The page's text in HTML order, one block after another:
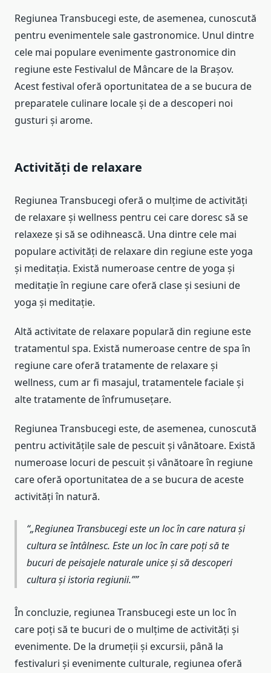
Regiunea Transbucegi este, de asemenea, cunoscută
pentru evenimentele sale gastronomice. Unul dintre
cele mai populare evenimente gastronomice din
regiune este Festivalul de Mâncare de la Brașov.
Acest festival oferă oportunitatea de a se bucura de
preparatele culinare locale și de a descoperi noi
gusturi și arome.
Activități de relaxare
Regiunea Transbucegi oferă o mulțime de activități
de relaxare și wellness pentru cei care doresc să se
relaxeze și să se odihnească. Una dintre cele mai
populare activități de relaxare din regiune este yoga
și meditația. Există numeroase centre de yoga și
meditație în regiune care oferă clase și sesiuni de
yoga și meditație.
Altă activitate de relaxare populară din regiune este
tratamentul spa. Există numeroase centre de spa în
regiune care oferă tratamente de relaxare și
wellness, cum ar fi masajul, tratamentele faciale și
alte tratamente de înfrumusețare.
Regiunea Transbucegi este, de asemenea, cunoscută
pentru activitățile sale de pescuit și vânătoare. Există
numeroase locuri de pescuit și vânătoare în regiune
care oferă oportunitatea de a se bucura de aceste
activități în natură.
„Regiunea Transbucegi este un loc în care natura și
cultura se întâlnesc. Este un loc în care poți să te
bucuri de peisajele naturale unice și să descoperi
cultura și istoria regiunii.”
În concluzie, regiunea Transbucegi este un loc în
care poți să te bucuri de o mulțime de activități și
evenimente. De la drumeții și excursii, până la
festivaluri și evenimente culturale, regiunea oferă